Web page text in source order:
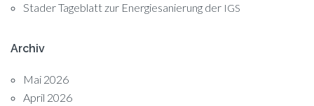
Stader Tageblatt zur Energiesanierung der IGS
Archiv
Mai 2026
April 2026